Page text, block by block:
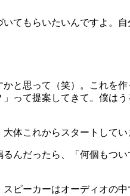
てもらいたいんですよ。
と思って（笑）。これを作
って提案してきて。僕はう
体これからスタートしてい
んだったら、「何個もつ
ピーカーはオーディオの